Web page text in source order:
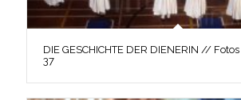
DIE GESCHICHTE DER DIENERIN //
37